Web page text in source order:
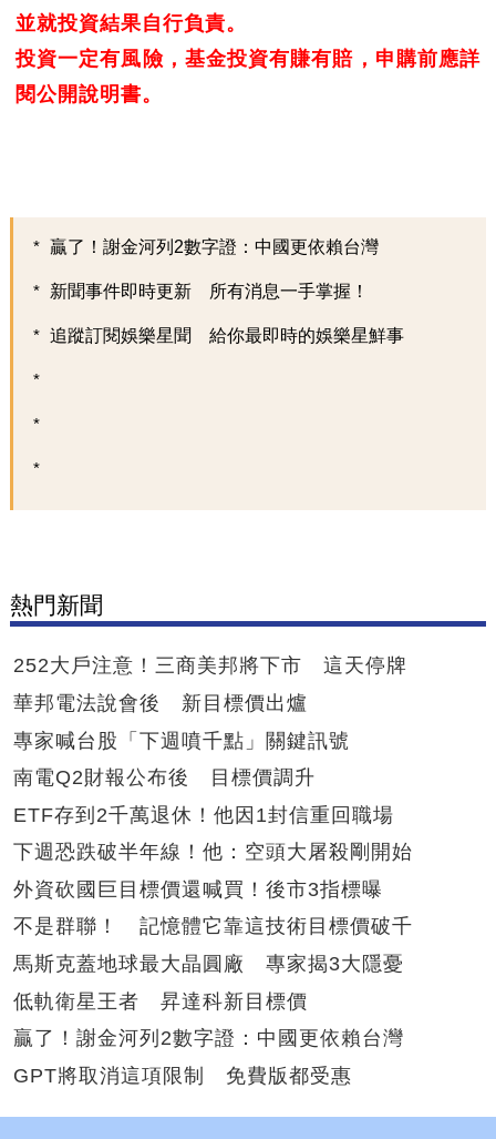
並就投資結果自行負責。
投資一定有風險，基金投資有賺有賠，申購前應詳
閱公開說明書。
贏了！謝金河列2數字證：中國更依賴台灣
新聞事件即時更新 所有消息一手掌握！
追蹤訂閱娛樂星聞 給你最即時的娛樂星鮮事
熱門新聞
252大戶注意！三商美邦將下市 這天停牌
華邦電法說會後 新目標價出爐
專家喊台股「下週噴千點」關鍵訊號
南電Q2財報公布後 目標價調升
ETF存到2千萬退休！他因1封信重回職場
下週恐跌破半年線！他：空頭大屠殺剛開始
外資砍國巨目標價還喊買！後市3指標曝
不是群聯！ 記憶體它靠這技術目標價破千
馬斯克蓋地球最大晶圓廠 專家揭3大隱憂
低軌衛星王者 昇達科新目標價
贏了！謝金河列2數字證：中國更依賴台灣
GPT將取消這項限制 免費版都受惠